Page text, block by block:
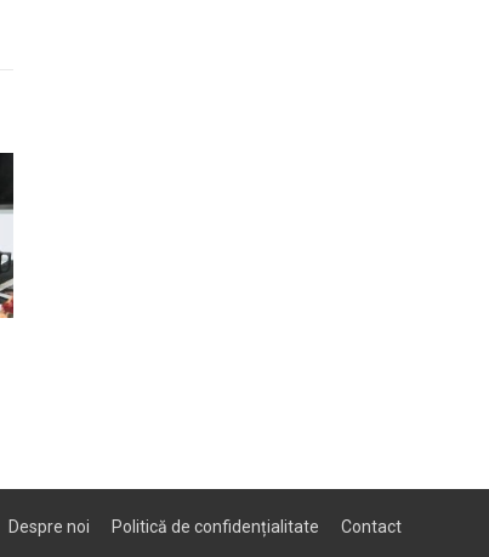
Despre noi Politică de confidențialitate Contact